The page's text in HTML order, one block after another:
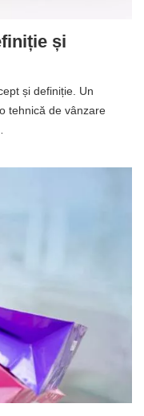
și
și definiție. Un
tehnică de vânzare